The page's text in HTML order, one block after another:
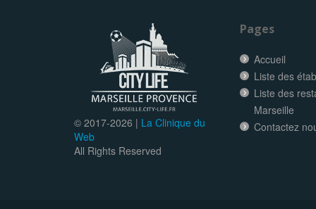
© 2017-2026 | La Clinique du
Web
All Rights Reserved
Pages
Accueil
Liste des
Liste des
Marseille
Contactez